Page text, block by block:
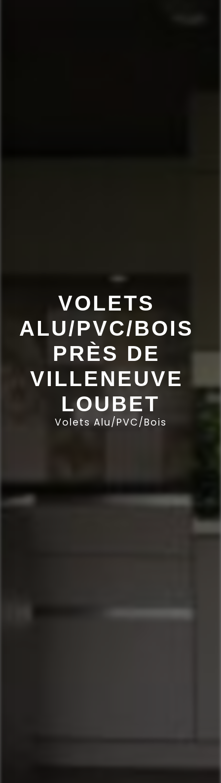
VOLETS
ALU/PVC/BOIS
PRÈS DE
VILLENEUVE
LOUBET
Volets Alu/PVC/Bois